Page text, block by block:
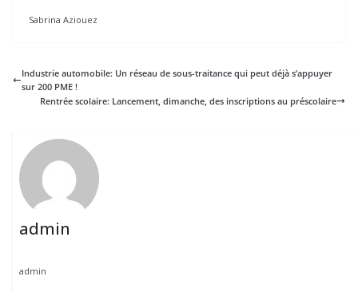
Sabrina Aziouez
Industrie automobile: Un réseau de sous-traitance qui peut déjà s’appuyer
sur 200 PME !
Rentrée scolaire: Lancement, dimanche, des inscriptions au préscolaire
admin
admin